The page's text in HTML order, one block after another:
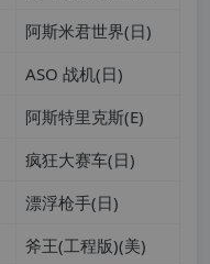
阿斯米君世界(日)
ASO 战机(日)
阿斯特里克斯(E)
疯狂大赛车(日)
漂浮枪手(日)
斧王(工程版)(美)